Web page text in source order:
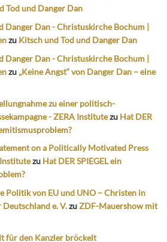
Tod und Danger Dan
Danger Dan - Christuskirche Bochum |
zu Kitsch und Tod und Danger Dan
Danger Dan - Christuskirche Bochum |
zu „Keine Angst“ von Danger Dan – eine
zu einer politisch-
- ZERA Institutezu Hat DER
on a Politically Motivated Press
zu Hat DER SPIEGEL ein
Politik von EU und UNO – Christen in
e. V.zuZDF-Mauershow mit
für den Kanzler bröckelt